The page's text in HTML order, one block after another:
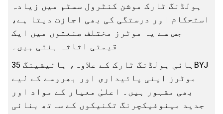
ہولڈنگ ٹارک موشن کنٹرول سسٹم میں زیادہ
استحکام اور درستگی کی بھی اجازت دیتا ہے،
جس سے یہ موٹرز مختلف صنعتوں میں ایک
قیمتی اثاثہ بنتی ہیں۔
ہائی ہولڈنگ ٹارک کے علاوہ، ہائیشینگ 35BYJ
موٹرز اپنی پائیداری اور بھروسے کے لیے
بھی مشہور ہیں۔ اعلیٰ معیار کے مواد اور
جدید مینوفیکچرنگ تکنیکوں کے ساتھ بنائی